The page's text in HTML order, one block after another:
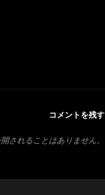
コメントを残す
されることはありません。